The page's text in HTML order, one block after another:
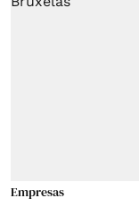
Empresas